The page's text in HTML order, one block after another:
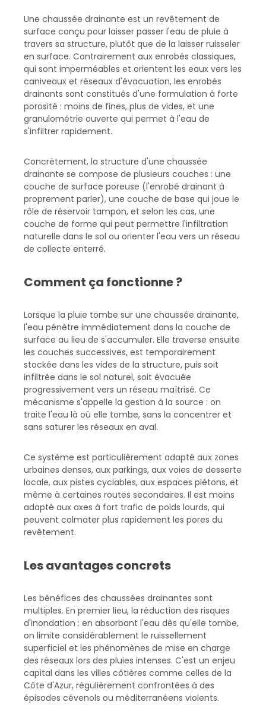
Une chaussée drainante est un revêtement de
surface conçu pour laisser passer l'eau de pluie à
travers sa structure, plutôt que de la laisser ruisseler
en surface. Contrairement aux enrobés classiques,
qui sont imperméables et orientent les eaux vers les
caniveaux et réseaux d'évacuation, les enrobés
drainants sont constitués d'une formulation à forte
porosité : moins de fines, plus de vides, et une
granulométrie ouverte qui permet à l'eau de
s'infiltrer rapidement.
Concrètement, la structure d'une chaussée
drainante se compose de plusieurs couches : une
couche de surface poreuse (l'enrobé drainant à
proprement parler), une couche de base qui joue le
rôle de réservoir tampon, et selon les cas, une
couche de forme qui peut permettre l'infiltration
naturelle dans le sol ou orienter l'eau vers un réseau
de collecte enterré.
Comment ça fonctionne ?
Lorsque la pluie tombe sur une chaussée drainante,
l'eau pénètre immédiatement dans la couche de
surface au lieu de s'accumuler. Elle traverse ensuite
les couches successives, est temporairement
stockée dans les vides de la structure, puis soit
infiltrée dans le sol naturel, soit évacuée
progressivement vers un réseau maîtrisé. Ce
mécanisme s'appelle la gestion à la source : on
traite l'eau là où elle tombe, sans la concentrer et
sans saturer les réseaux en aval.
Ce système est particulièrement adapté aux zones
urbaines denses, aux parkings, aux voies de desserte
locale, aux pistes cyclables, aux espaces piétons, et
même à certaines routes secondaires. Il est moins
adapté aux axes à fort trafic de poids lourds, qui
peuvent colmater plus rapidement les pores du
revêtement.
Les avantages concrets
Les bénéfices des chaussées drainantes sont
multiples. En premier lieu, la réduction des risques
d'inondation : en absorbant l'eau dès qu'elle tombe,
on limite considérablement le ruissellement
superficiel et les phénomènes de mise en charge
des réseaux lors des pluies intenses. C'est un enjeu
capital dans les villes côtières comme celles de la
Côte d'Azur, régulièrement confrontées à des
épisodes cévenols ou méditerranéens violents.